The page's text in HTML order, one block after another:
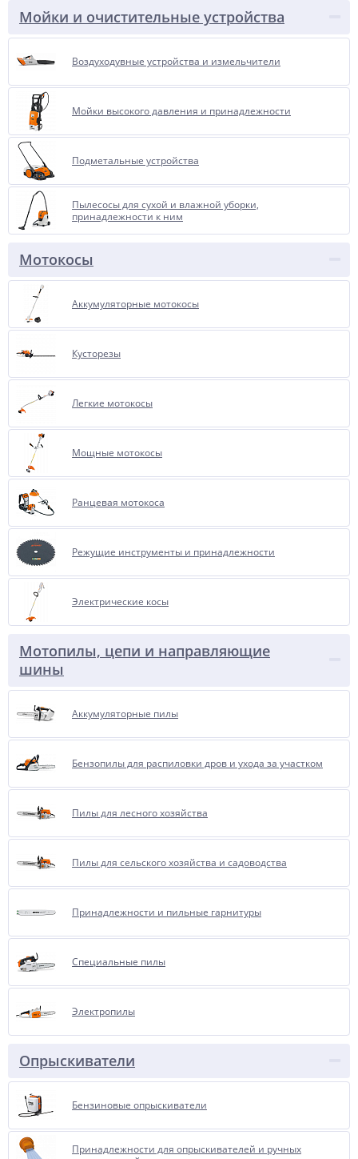
Мойки и очистительные устройства
Воздуходувные устройства и измельчители
Мойки высокого давления и принадлежности
Подметальные устройства
Пылесосы для сухой и влажной уборки,
принадлежности к ним
Мотокосы
Аккумуляторные мотокосы
Кусторезы
Легкие мотокосы
Мощные мотокосы
Ранцевая мотокоса
Режущие инструменты и принадлежности
Электрические косы
Мотопилы, цепи и направляющие
шины
Аккумуляторные пилы
Бензопилы для распиловки дров и ухода за участком
Пилы для лесного хозяйства
Пилы для сельского хозяйства и садоводства
Принадлежности и пильные гарнитуры
Специальные пилы
Электропилы
Опрыскиватели
Бензиновые опрыскиватели
Принадлежности для опрыскивателей и ручных